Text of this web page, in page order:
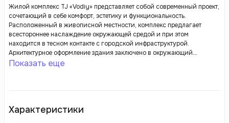
Жилой комплекс TJ «Vodiy» представляет собой современный проект,
сочетающий в себе комфорт, эстетику и функциональность.
Расположенный в живописной местности, комплекс предлагает
всестороннее наслаждение окружающей средой и при этом
находится в тесном контакте с городской инфраструктурой.
Архитектурное оформление здания заключено в окружающий
ландшафт, продуманные планировки квартир создают уютные и
Показать еще
Характеристики